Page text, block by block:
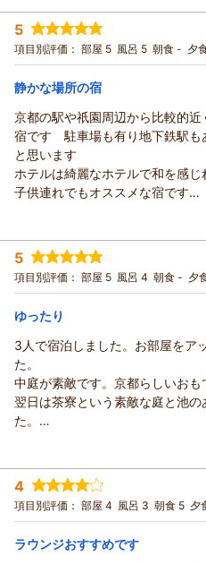
車利用の方には向いている立地だ
部屋は広々としていて、パウダ
支度がしやすかったです。
した。エレベーターに近い位置だ
なのかは分かりませんが、次回
と思います。
宿泊時期： 2026年07月宿泊 (家族旅行
投稿者： みかんさん
宿泊プラン： 【じゃらんスペシャルウ
特別ステイ～（朝食付き）
ツイン
宿泊価格帯： 10,001～11,000円(大人一
5
項目別評価： 部屋 5 風呂 5 朝食 - 夕
静かな場所の宿
京都の駅や祇園周辺から比較的
宿です 駐車場も有り地下鉄駅も
と思います
ホテルは綺麗なホテルで和を感じ
子供連れでもオススメな宿です
ただ色々コンビニ等で買う方は
宿泊時期： 2026年07月宿泊 (家族旅行
投稿者： YHSさん
宿泊プラン： 【ベーシックレート】室
れる京都旅
ツイン 食事なし
宿泊価格帯：
5
項目別評価： 部屋 5 風呂 4 朝食 - 夕
ゆったり
3人で宿泊しました。お部屋をア
た。
中庭が素敵です。京都らしいおも
翌日は茶寮という素敵な庭と池
た。
回りは大きな公園などがあり静
地下鉄の乗り換えなく、終着駅
行くのに便利でした。
宿泊時期： 2026年05月宿泊 (友達旅行
投稿者： あおみろさん
宿泊プラン： 【じゃらんスペシャルウ
都・宝ヶ池のひととき（室料のみ）
ツ
宿泊価格帯： 15,001～16,000円(大人一
4
項目別評価： 部屋 4 風呂 3 朝食 5 夕
ラウンジおすすめです